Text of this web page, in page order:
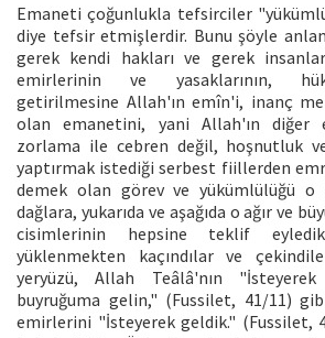
Emaneti çoğunlukla tefsirciler
diye tefsir etmişlerdir. Bunu şöyle
gerek kendi hakları ve gerek
emirlerinin ve yasaklarının,
getirilmesine Allah'ın emîn'i, inanç
olan emanetini, yani Allah'ın diğer
zorlama ile cebren değil, hoşnutluk
yaptırmak istediği serbest fiillerden
demek olan görev ve yükümlülüğü o
dağlara, yukarıda ve aşağıda o ağır ve
cisimlerinin hepsine teklif
yüklenmekten kaçındılar ve
yeryüzü, Allah Teâlâ'nın
buyruğuma gelin," (Fussilet, 41/11)
emirlerini "İsteyerek geldik." (Fussilet,